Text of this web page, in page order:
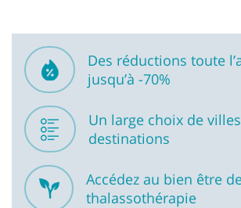
Des réductions toute
jusqu’à -70%
Un large choix de
destinations
Accédez au bien être
thalassothérapie